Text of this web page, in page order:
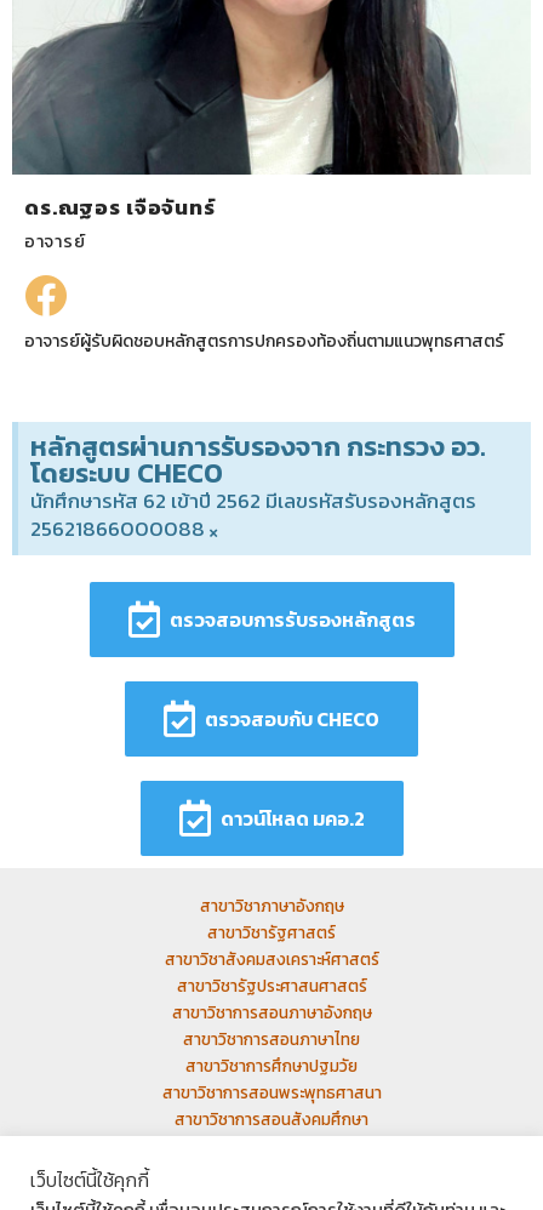
ดร.ณฐอร เจือจันทร์
อาจารย์
อาจารย์ผู้รับผิดชอบหลักสูตรการปกครองท้องถิ่นตามแนวพุทธศาสตร์
หลักสูตรผ่านการรับรองจาก กระทรวง อว.
โดยระบบ CHECO
นักศึกษารหัส 62 เข้าปี 2562 มีเลขรหัสรับรองหลักสูตร
25621866000088×
ตรวจสอบการรับรองหลักสูตร
ตรวจสอบกับ CHECO
ดาวน์โหลด มคอ.2
สาขาวิชาภาษาอังกฤษ
สาขาวิชารัฐศาสตร์
สาขาวิชาสังคมสงเคราะห์ศาสตร์
สาขาวิชารัฐประศาสนศาสตร์
สาขาวิชาการสอนภาษาอังกฤษ
สาขาวิชาการสอนภาษาไทย
สาขาวิชาการศึกษาปฐมวัย
สาขาวิชาการสอนพระพุทธศาสนา
สาขาวิชาการสอนสังคมศึกษา
เว็บไซต์นี้ใช้คุกกี้